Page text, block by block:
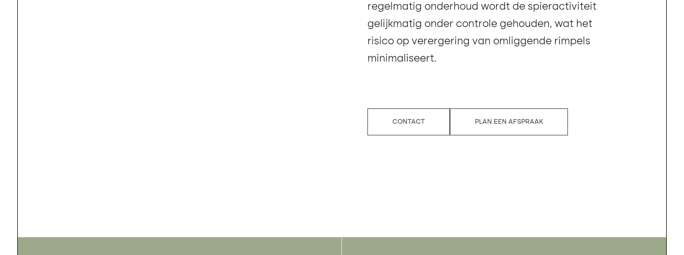
regelmatig onderhoud wordt de spieractiviteit
gelijkmatig onder controle gehouden, wat het
risico op verergering van omliggende rimpels
minimaliseert.
CONTACT PLAN EEN AFSPRAAK